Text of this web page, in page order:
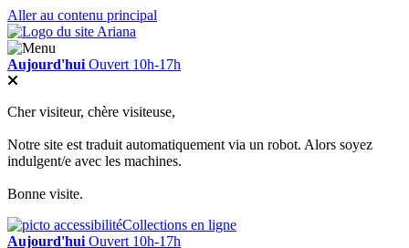
Aller au contenu principal
Aujourd'hui Ouvert 10h-17h
Cher visiteur, chère visiteuse,
Notre site est traduit automatiquement via un robot. Alors soyez
indulgent/e avec les machines.
Bonne visite.
Collections en ligne
Aujourd'hui Ouvert 10h-17h